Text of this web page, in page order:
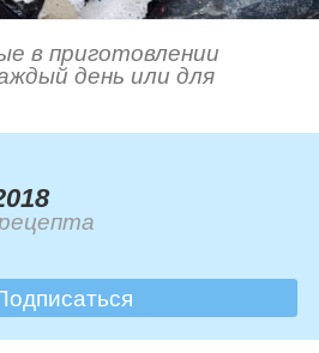
в приготовлении
день или для